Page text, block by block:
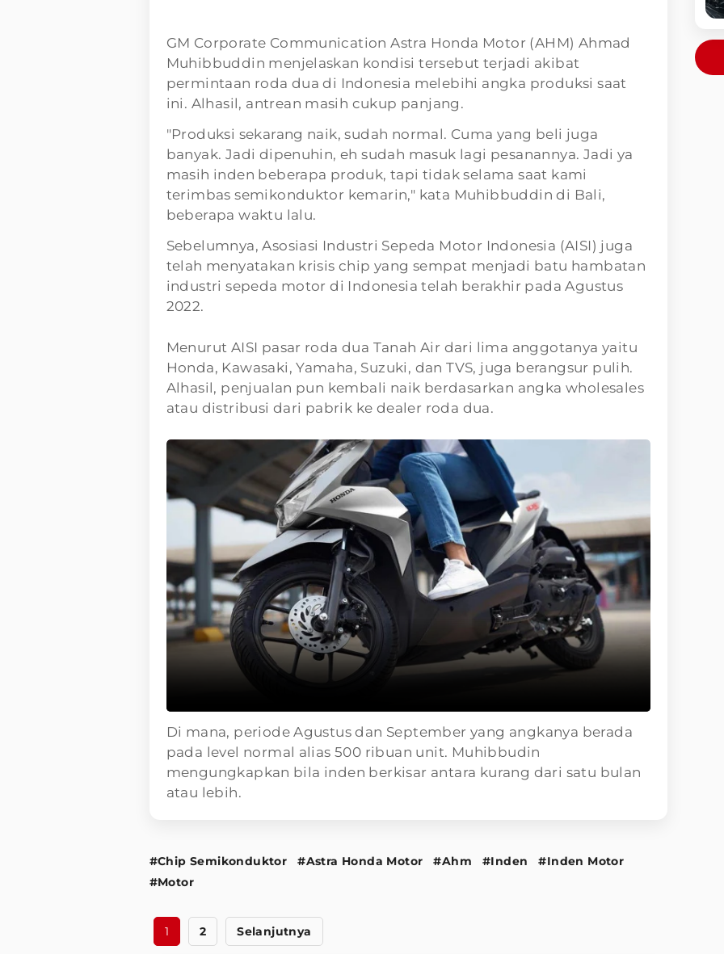
GM Corporate Communication Astra Honda Motor (AHM) Ahmad
Muhibbuddin menjelaskan kondisi tersebut terjadi akibat
permintaan roda dua di Indonesia melebihi angka produksi saat
ini. Alhasil, antrean masih cukup panjang.
"Produksi sekarang naik, sudah normal. Cuma yang beli juga
banyak. Jadi dipenuhin, eh sudah masuk lagi pesanannya. Jadi ya
masih inden beberapa produk, tapi tidak selama saat kami
terimbas semikonduktor kemarin," kata Muhibbuddin di Bali,
beberapa waktu lalu.
Sebelumnya, Asosiasi Industri Sepeda Motor Indonesia (AISI) juga
telah menyatakan krisis chip yang sempat menjadi batu hambatan
industri sepeda motor di Indonesia telah berakhir pada Agustus
2022.
Menurut AISI pasar roda dua Tanah Air dari lima anggotanya yaitu
Honda, Kawasaki, Yamaha, Suzuki, dan TVS, juga berangsur pulih.
Alhasil, penjualan pun kembali naik berdasarkan angka wholesales
atau distribusi dari pabrik ke dealer roda dua.
Di mana, periode Agustus dan September yang angkanya berada
pada level normal alias 500 ribuan unit. Muhibbudin
mengungkapkan bila inden berkisar antara kurang dari satu bulan
atau lebih.
#Chip Semikonduktor #Astra Honda Motor #Ahm #Inden
#Inden Motor
#Motor
1 2 Selanjutnya